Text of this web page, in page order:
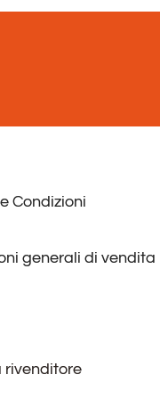
Condizioni
generali di vendita
rivenditore